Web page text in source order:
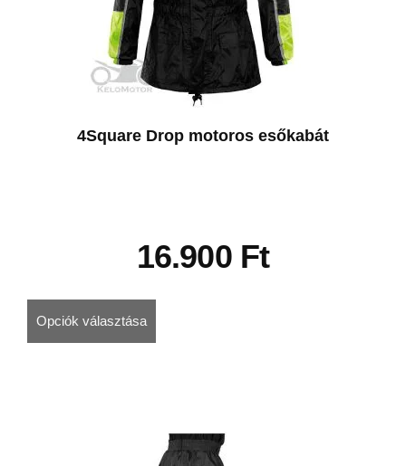
4Square Drop motoros esőkabát
16.900 Ft
Opciók választása